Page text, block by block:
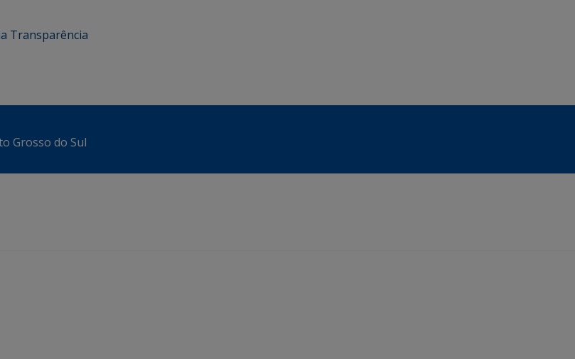
Transparência
Grosso do Sul